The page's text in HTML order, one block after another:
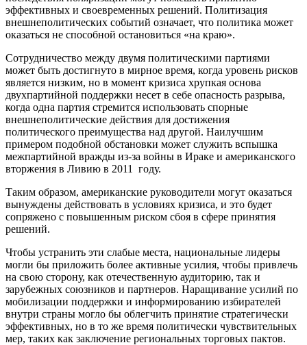
эффективных и своевременных решений. Политизация
внешнеполитических событий означает, что политика может
оказаться не способной остановиться «на краю».
Сотрудничество между двумя политическими партиями
может быть достигнуто в мирное время, когда уровень рисков
является низким, но в момент кризиса хрупкая основа
двухпартийной поддержки несет в себе опасность разрыва,
когда одна партия стремится использовать спорные
внешнеполитические действия для достижения
политического преимущества над другой. Наилучшим
примером подобной обстановки может служить вспышка
межпартийной вражды из-за войны в Ираке и американского
вторжения в Ливию в 2011 году.
Таким образом, американские руководители могут оказаться
вынуждены действовать в условиях кризиса, и это будет
сопряжено с повышенным риском сбоя в сфере принятия
решений.
Чтобы устранить эти слабые места, национальные лидеры
могли бы приложить более активные усилия, чтобы привлечь
на свою сторону, как отечественную аудиторию, так и
зарубежных союзников и партнеров. Наращивание усилий по
мобилизации поддержки и информированию избирателей
внутри страны могло бы облегчить принятие стратегически
эффективных, но в то же время политически чувствительных
мер, таких как заключение региональных торговых пактов.